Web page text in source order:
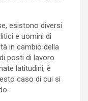
esistono diversi
e uomini di
in cambio della
posti di lavoro.
latitudini, è
caso di cui si